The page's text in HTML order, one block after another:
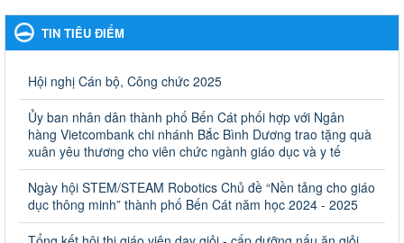
Giáo dục và Đào tạo thành phố Bến Cát
Kế hoạch Phổ biến, giáo dục pháp luật năm 2025 của ngành
Ngày ban hành: 28/02/2025
Quyết định công bố thủ tục hành chính bị bãi bỏ trong lĩnh
vực giáo dục đào tạo thuộc hệ giáo dục quốc dân và cơ sở
giáo dục khác thuộc thẩm quyền giải quyết của Sở Giáo dục
và Đào tạo, Ủy ban nhân dân cấp huyện
Quyết định công bố thủ tục hành chính bị bãi bỏ trong lĩnh vực
giáo dục đào tạo thuộc hệ giáo dục quốc dân và cơ sở giáo dục
khác thuộc thẩm quyền giải quyết của Sở Giáo dục và Đào tạo,
TIN TIÊU ĐIỂM
Hội nghị Cán bộ, Công chức 2025
Ủy ban nhân dân thành phố Bến Cát phối hợp với Ngân
hàng Vietcombank chi nhánh Bắc Bình Dương trao tặng quà
xuân yêu thương cho viên chức ngành giáo dục và y tế
Ngày hội STEM/STEAM Robotics Chủ đề “Nền tảng cho giáo
dục thông minh” thành phố Bến Cát năm học 2024 - 2025